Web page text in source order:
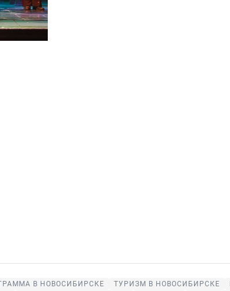
В НОВОСИБИРСКЕ ТУРИЗМ В НОВОСИБИРСКЕ